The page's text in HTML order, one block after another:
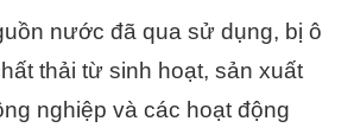
nước đã qua sử dụng, bị ô
thải từ sinh hoạt, sản xuất
nghiệp và các hoạt động